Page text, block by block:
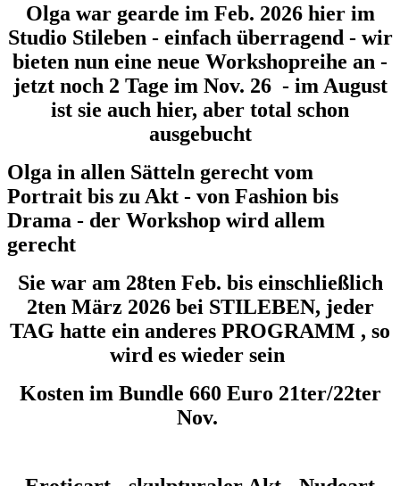
Olga war gearde im Feb. 2026 hier im
Studio Stileben - einfach überragend - wir
bieten nun eine neue Workshopreihe an -
jetzt noch 2 Tage im Nov. 26 - im August
ist sie auch hier, aber total schon
ausgebucht
Olga in allen Sätteln gerecht vom
Portrait bis zu Akt - von Fashion bis
Drama - der Workshop wird allem
gerecht
Sie war am 28ten Feb. bis einschließlich
2ten März 2026 bei STILEBEN, jeder
TAG hatte ein anderes PROGRAMM , so
wird es wieder sein
Kosten im Bundle 660 Euro 21ter/22ter
Nov.